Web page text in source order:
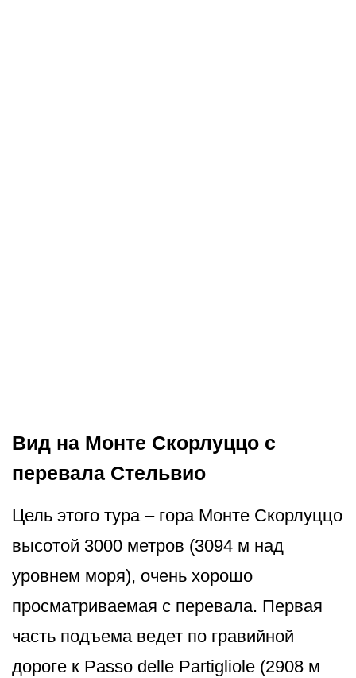
Вид на Монте Скорлуццо с
перевала Стельвио
Цель этого тура – гора Монте Скорлуццо
высотой 3000 метров (3094 м над
уровнем моря), очень хорошо
просматриваемая с перевала. Первая
часть подъема ведет по гравийной
дороге к Passo delle Partigliole (2908 м